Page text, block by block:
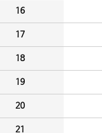
16
17
18
19
20
21